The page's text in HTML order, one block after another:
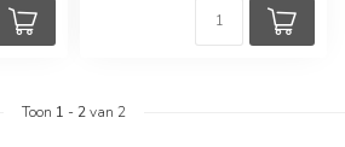
Toon 1 - 2van 2